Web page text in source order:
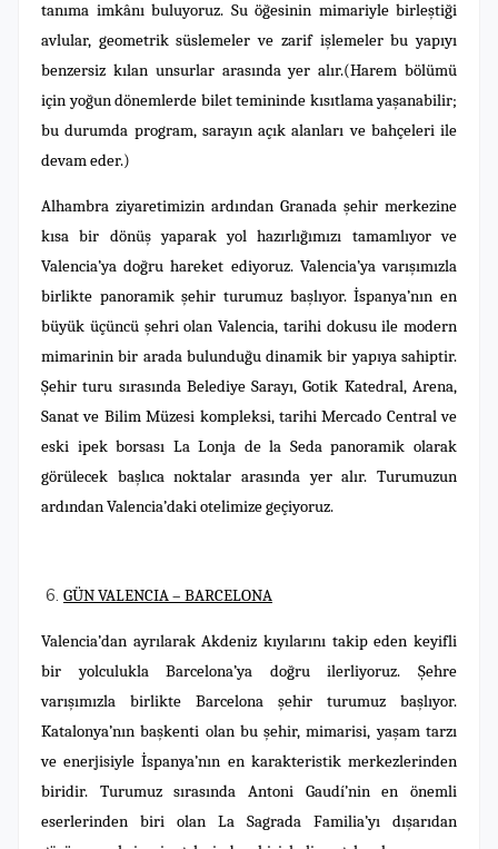
tanıma imkânı buluyoruz. Su öğesinin mimariyle birleştiği
avlular, geometrik süslemeler ve zarif işlemeler bu yapıyı
benzersiz kılan unsurlar arasında yer alır.(Harem bölümü
için yoğun dönemlerde bilet temininde kısıtlama yaşanabilir;
bu durumda program, sarayın açık alanları ve bahçeleri ile
devam eder.)
Alhambra ziyaretimizin ardından Granada şehir merkezine
kısa bir dönüş yaparak yol hazırlığımızı tamamlıyor ve
Valencia’ya doğru hareket ediyoruz. Valencia’ya varışımızla
birlikte panoramik şehir turumuz başlıyor. İspanya’nın en
büyük üçüncü şehri olan Valencia, tarihi dokusu ile modern
mimarinin bir arada bulunduğu dinamik bir yapıya sahiptir.
Şehir turu sırasında Belediye Sarayı, Gotik Katedral, Arena,
Sanat ve Bilim Müzesi kompleksi, tarihi Mercado Central ve
eski ipek borsası La Lonja de la Seda panoramik olarak
görülecek başlıca noktalar arasında yer alır. Turumuzun
ardından Valencia’daki otelimize geçiyoruz.
GÜN VALENCIA – BARCELONA
Valencia’dan ayrılarak Akdeniz kıyılarını takip eden keyifli
bir yolculukla Barcelona’ya doğru ilerliyoruz. Şehre
varışımızla birlikte Barcelona şehir turumuz başlıyor.
Katalonya’nın başkenti olan bu şehir, mimarisi, yaşam tarzı
ve enerjisiyle İspanya’nın en karakteristik merkezlerinden
biridir. Turumuz sırasında Antoni Gaudí’nin en önemli
eserlerinden biri olan La Sagrada Familia’yı dışarıdan